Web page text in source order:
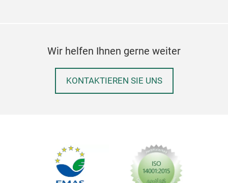
Wir helfen Ihnen gerne weiter
KONTAKTIEREN SIE UNS